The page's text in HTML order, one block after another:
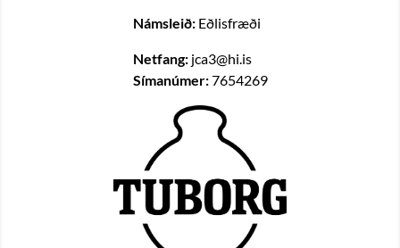
Námsleið: Eðlisfræði
Netfang: jca3@hi.is
Símanúmer:7654269